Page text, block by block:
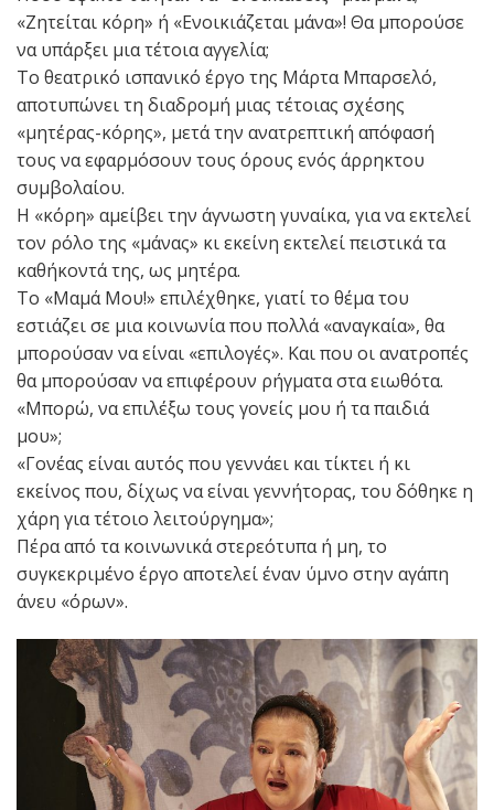
«Ζητείται κόρη» ή «Ενοικιάζεται μάνα»! Θα μπορούσε
να υπάρξει μια τέτοια αγγελία;
Το θεατρικό ισπανικό έργο της Μάρτα Μπαρσελό,
αποτυπώνει τη διαδρομή μιας τέτοιας σχέσης
«μητέρας-κόρης», μετά την ανατρεπτική απόφασή
τους να εφαρμόσουν τους όρους ενός άρρηκτου
συμβολαίου.
Η «κόρη» αμείβει την άγνωστη γυναίκα, για να εκτελεί
τον ρόλο της «μάνας» κι εκείνη εκτελεί πειστικά τα
καθήκοντά της, ως μητέρα.
Το «Mαμά Μου!» επιλέχθηκε, γιατί το θέμα του
εστιάζει σε μια κοινωνία που πολλά «αναγκαία», θα
μπορούσαν να είναι «επιλογές». Και που οι ανατροπές
θα μπορούσαν να επιφέρουν ρήγματα στα ειωθότα.
«Μπορώ, να επιλέξω τους γονείς μου ή τα παιδιά
μου»;
«Γονέας είναι αυτός που γεννάει και τίκτει ή κι
εκείνος που, δίχως να είναι γεννήτορας, του δόθηκε η
χάρη για τέτοιο λειτούργημα»;
Πέρα από τα κοινωνικά στερεότυπα ή μη, το
συγκεκριμένο έργο αποτελεί έναν ύμνο στην αγάπη
άνευ «όρων».